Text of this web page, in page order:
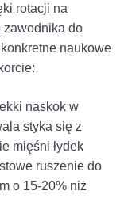
rotacji na
zawodnika do
naukowe
naskok w
styka się z
mięśni łydek
ruszenie do
o 15-20% niż